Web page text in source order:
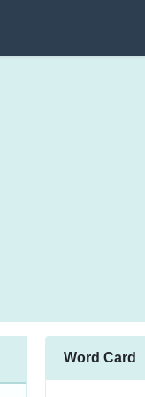
Word Card